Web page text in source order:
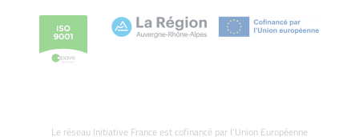
Le réseau Initiative France est cofinancé par l’Union Européenne